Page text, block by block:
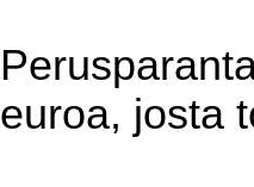
euroa, josta